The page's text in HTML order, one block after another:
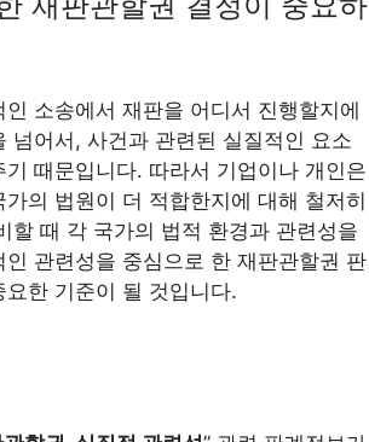
소송에서 재판을 어디서 진행할지에
넘어서, 사건과 관련된 실질적인 요소
때문입니다. 따라서 기업이나 개인은
의 법원이 더 적합한지에 대해 철저히
할 때 각 국가의 법적 환경과 관련성을
관련성을 중심으로 한 재판관할권 판
한 기준이 될 것입니다.